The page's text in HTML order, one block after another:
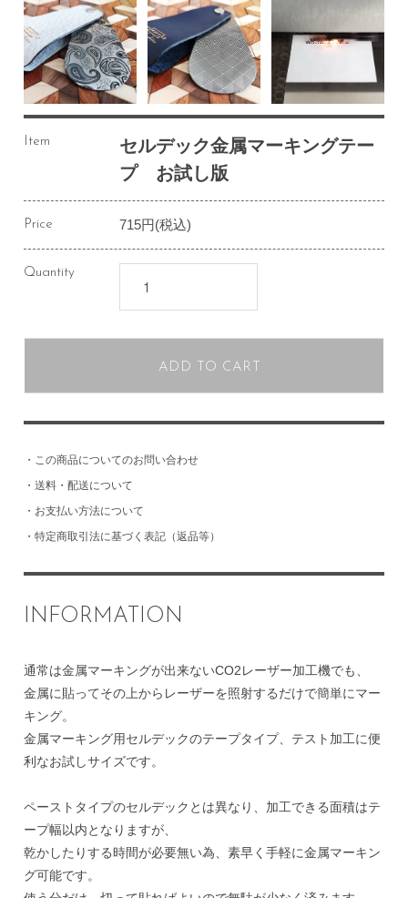
Item
セルデック金属マーキングテー
プ お試し版
Price 715円(税込)
Quantity
ADD TO CART
・ この商品についてのお問い合わせ
・ 送料・配送について
・ お支払い方法について
・ 特定商取引法に基づく表記（返品等）
INFORMATION
通常は金属マーキングが出来ないCO2レーザー加工機でも、
金属に貼ってその上からレーザーを照射するだけで簡単にマー
キング。
金属マーキング用セルデックのテープタイプ、テスト加工に便
利なお試しサイズです。
ペーストタイプのセルデックとは異なり、加工できる面積はテ
ープ幅以内となりますが、
乾かしたりする時間が必要無い為、素早く手軽に金属マーキン
グ可能です。